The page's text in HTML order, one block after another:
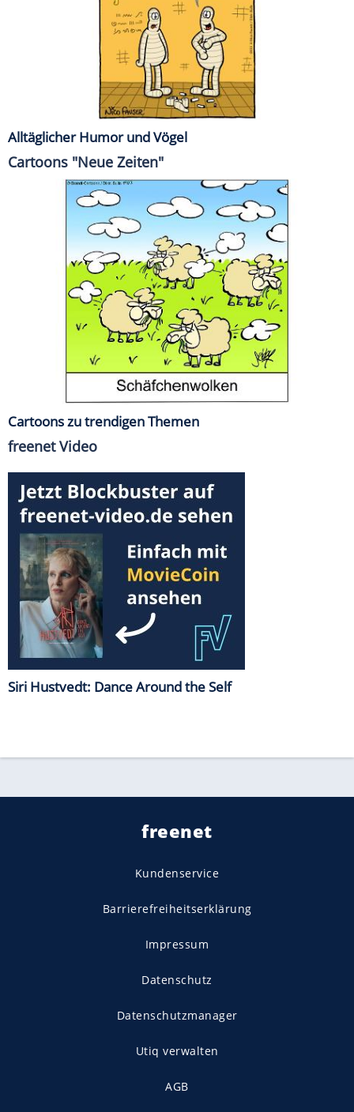
Alltäglicher Humor und Vögel
Cartoons "Neue Zeiten"
Cartoons zu trendigen Themen
freenet Video
Siri Hustvedt: Dance Around the Self
freenet
Kundenservice
Barrierefreiheitserklärung
Impressum
Datenschutz
Datenschutzmanager
Utiq verwalten
AGB